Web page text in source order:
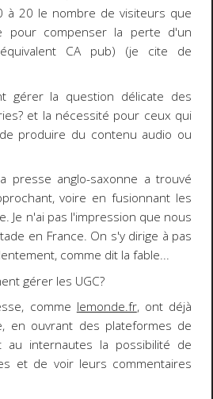
à 20 le nombre de visiteurs que
pour compenser la perte d'un
CA pub) (je cite de
gérer la question délicate des
et la nécessité pour ceux qui
produire du contenu audio ou
presse anglo-saxonne a trouvé
voire enfusionnant les
. Je n'ai pas l'impression que nous
en France. On s'y dirige à pas
comme dit la fable...
gérer les UGC?
comme lemonde.fr, ont déjà
en ouvrant des plateformes de
au internautes la possibilité de
et de voir leurs commentaires